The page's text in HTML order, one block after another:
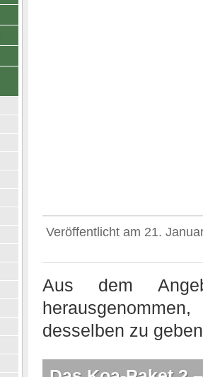
Veröffentlicht am 21.
Aus dem
desselben zu